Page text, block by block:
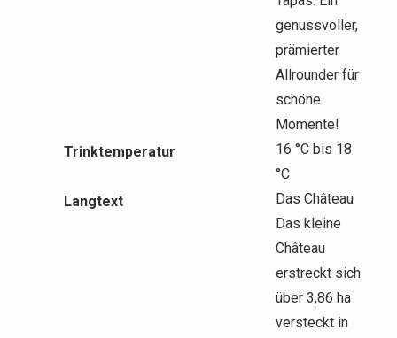
genussvoller,
prämierter
Allrounder für
schöne
Momente!
Trinktemperatur
16 °C bis 18
°C
Langtext
Das Château
Das kleine
Château
erstreckt sich
über 3,86 ha
versteckt in